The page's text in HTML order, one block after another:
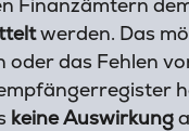
werden. Das
das Fehlen
keine Auswirkung